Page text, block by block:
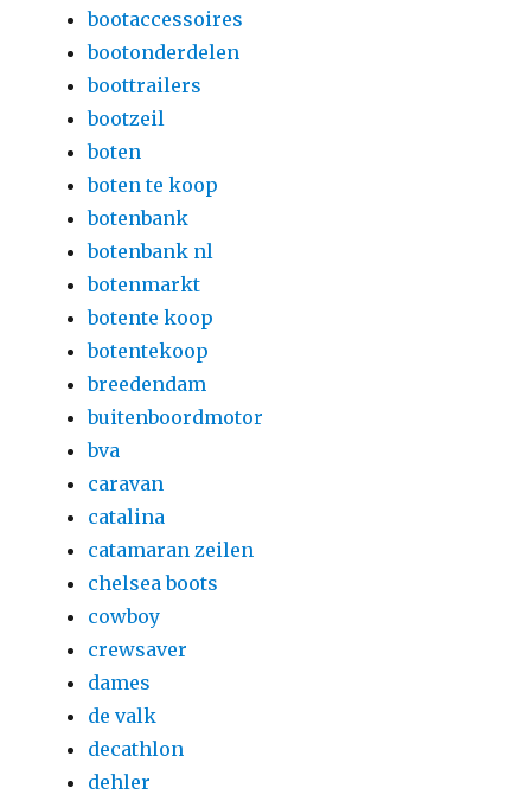
bootaccessoires
bootonderdelen
boottrailers
bootzeil
boten
boten te koop
botenbank
botenbank nl
botenmarkt
botente koop
botentekoop
breedendam
buitenboordmotor
bva
caravan
catalina
catamaran zeilen
chelsea boots
cowboy
crewsaver
dames
de valk
decathlon
dehler